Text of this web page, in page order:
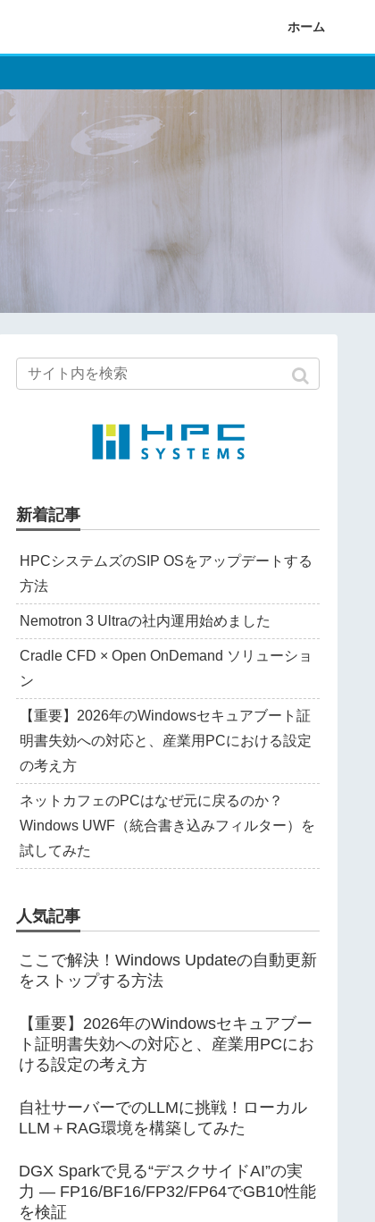
ホーム
新着記事
HPCシステムズのSIP OSをアップデートする
方法
Nemotron 3 Ultraの社内運用始めました
Cradle CFD × Open OnDemand ソリューショ
ン
【重要】2026年のWindowsセキュアブート証
明書失効への対応と、産業用PCにおける設定
の考え方
ネットカフェのPCはなぜ元に戻るのか？
Windows UWF（統合書き込みフィルター）を
試してみた
人気記事
ここで解決！Windows Updateの自動更新
をストップする方法
【重要】2026年のWindowsセキュアブー
ト証明書失効への対応と、産業用PCにお
ける設定の考え方
自社サーバーでのLLMに挑戦！ローカル
LLM＋RAG環境を構築してみた
DGX Sparkで見る“デスクサイドAI”の実
力 ― FP16/BF16/FP32/FP64でGB10性能
を検証